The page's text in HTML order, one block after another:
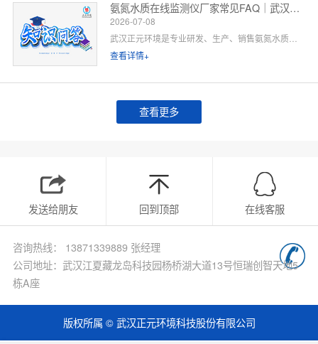
氨氮水质在线监测仪厂家常见FAQ｜武汉正元环境专业解答
2026-07-08
查看详情+
查看更多
发送给朋友 回到顶部 在线客服
咨询热线： 13871339889 张经理
公司地址：武汉江夏藏龙岛科技园杨桥湖大道13号恒瑞创智天地5
栋A座
版权所属 © 武汉正元环境科技股份有限公司